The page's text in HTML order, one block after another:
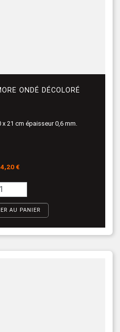
ONDÉ DÉCOLORÉ
21 cm épaisseur 0,6 mm.
Prix
4,20 €
AU PANIER